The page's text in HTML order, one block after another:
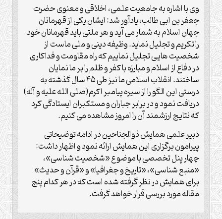
وی با اشاره به جامعیت علمی، اخلاقی و معنوی حضرت
جعفر بن ابی طالب، یادآور شد: ایشان یکی از قهرمانان
جهان اسلام به شمار می آيد و هر ملتی باید قهرمانان خود
را تکریم و تجلیل نماید. وظیفه دینی و ملی ماست از
شخصیت هایی تجلیل نماییم که راه مقاومت و فداکاری
در دفاع از اسلام و مبارزه با کفر و ظلم را بر ما نمایان
ساختند. انقلاب اسلامی ما نیز طی ۴۵ سال گذشته به
درستی این الگو را از سیره پیامبر اکرم(صلی الله علیه و آله)
دریافت نمود و در برابر جباران و مستکبران ایستادگی کرد
که نتایج ارزشمند آن را امروز مشاهده می کنیم.
دبیر علمی همایش ذوالجناحین در ادامه توضیحاتی
پیرامون برگزاری این همایش ارائه نمود و اظهار داشت:
چهار پنل تخصصی با موضوع «شخصیت شناسی»،
«منبع شناسی»، «تاریخ و جغرافیا» و «قرآن و حدیث»
برای همایش در نظر گرفته شده است که در هر کدام پنج
مقاله مورد بررسی قرار خواهد گرفت.